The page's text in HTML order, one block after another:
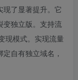
了显著提升。它
变独立版。支持流
现模式。实现流量
自有独立域名，